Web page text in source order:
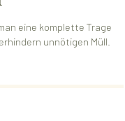
eine komplette Trage
unnötigen Müll.